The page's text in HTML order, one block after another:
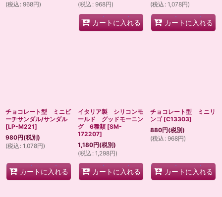
(税込 : 968円)
(税込 : 968円)
カートに入れる
(税込 : 1,078円)
カートに入れる
チョコレート型 ミニビ
ーチサンダル/サンダル
[LP-M221]
980円(税別)
(税込 : 1,078円)
カートに入れる
イタリア製 シリコンモ
ールド グッドモーニン
グ 6種類 [SM-
172207]
1,180円(税別)
(税込 : 1,298円)
カートに入れる
チョコレート型 ミニリ
ンゴ [C13303]
880円(税別)
(税込 : 968円)
カートに入れる